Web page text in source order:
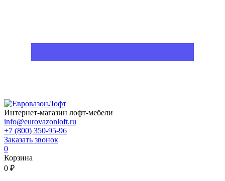
Интернет-магазин лофт-мебели
info@eurovazonloft.ru
+7 (800) 350-95-96
Заказать звонок
0
Корзина
0 ₽